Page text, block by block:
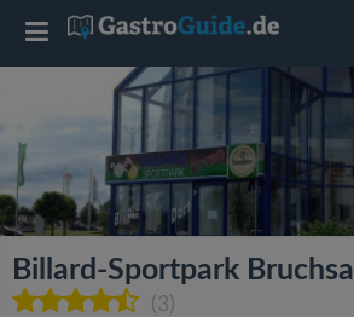
Billard-Sportpark Bruchsal
(3)
T
g
l